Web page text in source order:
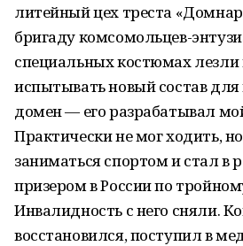
литейный цех треста
бригаду комсомольцев-
специальных костюмах лезли
испытывать новый состав для
домен — его разрабатывал
Практически не мог ходить,
заниматься спортом и стал в
призером в России по
Инвалидность с него сняли.
восстановился, поступил в